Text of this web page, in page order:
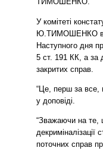
У комітеті
Ю.ТИМОШЕНКО
Наступного дня
5 ст. 191 КК, а за
закритих справ.
“Це, перш за все,
у доповіді.
“Зважаючи на те,
декриміналізації
поточних справ